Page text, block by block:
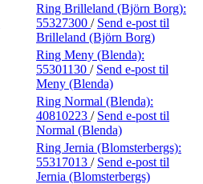
Ring Brilleland (Björn Borg):
55327300 / Send e-post til
Brilleland (Björn Borg)
Ring Meny (Blenda):
55301130 / Send e-post til
Meny (Blenda)
Ring Normal (Blenda):
40810223 / Send e-post til
Normal (Blenda)
Ring Jernia (Blomsterbergs):
55317013 / Send e-post til
Jernia (Blomsterbergs)